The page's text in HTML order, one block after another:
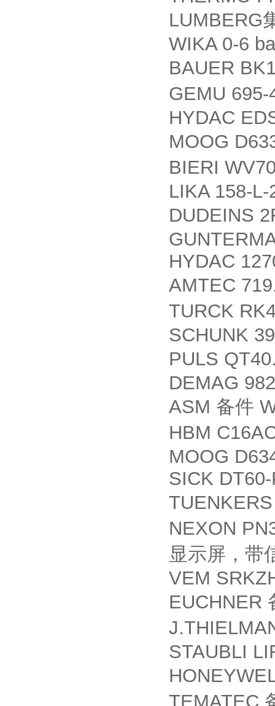
LUMBERG
WIKA 0‐6
BAUER
GEMU
HYDAC
MOOG
BIERI
LIKA 158-
DUDEINS
HYDAC
AMTEC
TURCK
SCHUNK
PULS
DEMAG
ASM 备件
HBM
MOOG
SICK
NEXON
显示屏，带
VEM
EUCHNER
STAUBLI
TEMATEC